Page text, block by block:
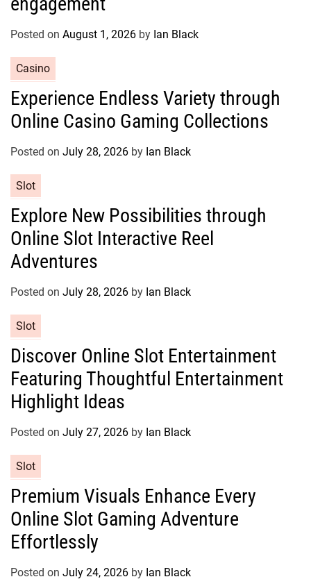
o
r
s
Posted on August 1, 2026 by Ian Black
a
e
o
e
s
Casino
Experience Endless Variety through
Online Casino Gaming Collections
Posted on July 28, 2026 by Ian Black
a
e
g
o
r
s
Slot
Explore New Possibilities through
Online Slot Interactive Reel
Adventures
Posted on July 28, 2026 by Ian Black
a
e
g
o
r
s
Slot
Discover Online Slot Entertainment
Featuring Thoughtful Entertainment
Highlight Ideas
Posted on July 27, 2026 by Ian Black
a
e
g
o
r
Slot
Premium Visuals Enhance Every
Online Slot Gaming Adventure
Effortlessly
Posted on July 24, 2026 by Ian Black